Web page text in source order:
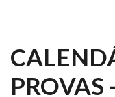
PROVAS